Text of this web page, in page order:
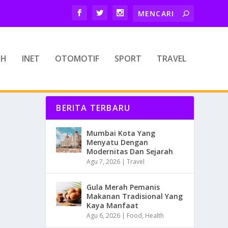
INET OTOMOTIF SPORT TRAVEL
BERITA TERBARU
Mumbai Kota Yang
Menyatu Dengan
Modernitas Dan Sejarah
Agu 7, 2026 |Travel
Gula Merah Pemanis
Makanan Tradisional Yang
Kaya Manfaat
Agu 6, 2026 | Food, Health